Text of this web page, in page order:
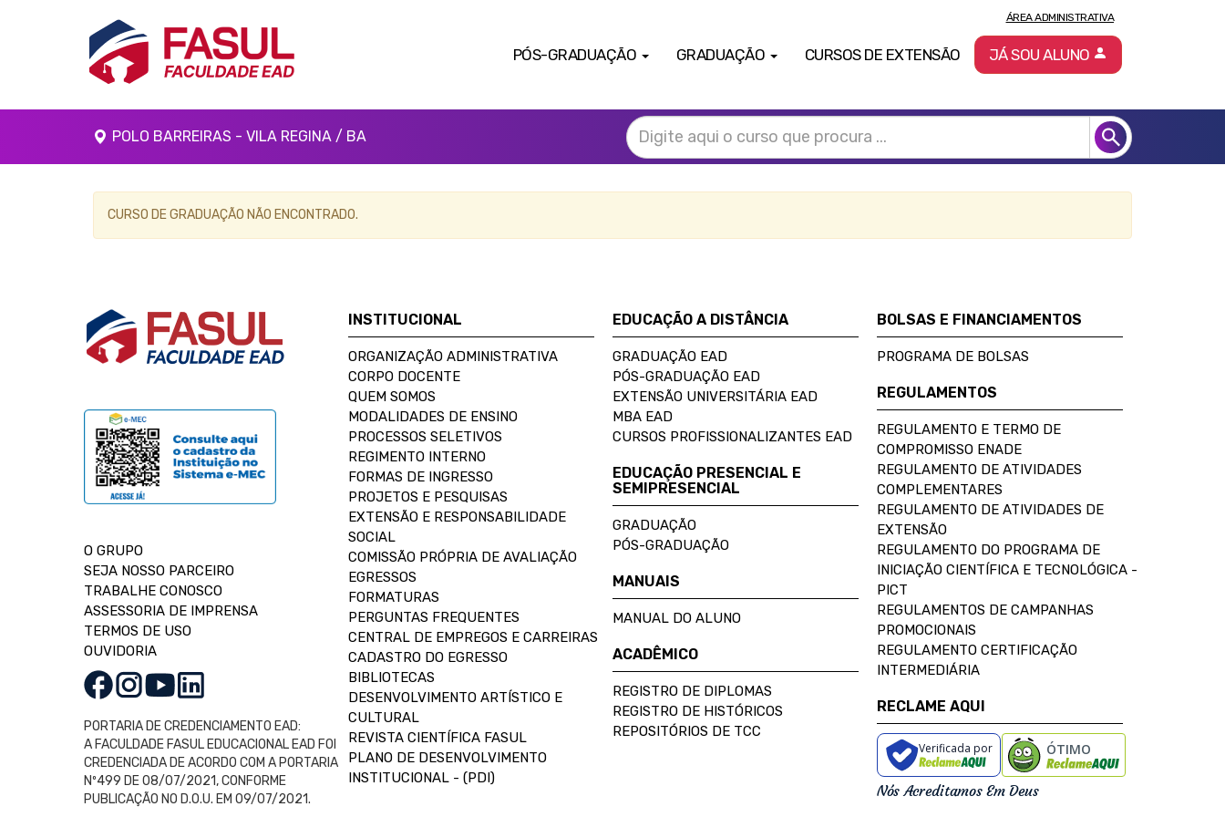
PÓS-GRADUAÇÃO GRADUAÇÃO CURSOS DE EXTENSÃO
ÁREA ADMINISTRATIVA
JÁ SOU ALUNO
POLO BARREIRAS - VILA REGINA / BA
CURSO DE GRADUAÇÃO NÃO ENCONTRADO.
O GRUPO
SEJA NOSSO PARCEIRO
TRABALHE CONOSCO
ASSESSORIA DE IMPRENSA
TERMOS DE USO
OUVIDORIA
PORTARIA DE CREDENCIAMENTO EAD:
A FACULDADE FASUL EDUCACIONAL EAD FOI
CREDENCIADA DE ACORDO COM A PORTARIA
Nº499 DE 08/07/2021, CONFORME
PUBLICAÇÃO NO D.O.U. EM 09/07/2021.
INSTITUCIONAL
ORGANIZAÇÃO ADMINISTRATIVA
CORPO DOCENTE
QUEM SOMOS
MODALIDADES DE ENSINO
PROCESSOS SELETIVOS
REGIMENTO INTERNO
FORMAS DE INGRESSO
PROJETOS E PESQUISAS
EXTENSÃO E RESPONSABILIDADE
SOCIAL
COMISSÃO PRÓPRIA DE AVALIAÇÃO
EGRESSOS
FORMATURAS
PERGUNTAS FREQUENTES
CENTRAL DE EMPREGOS E CARREIRAS
CADASTRO DO EGRESSO
BIBLIOTECAS
DESENVOLVIMENTO ARTÍSTICO E
CULTURAL
REVISTA CIENTÍFICA FASUL
PLANO DE DESENVOLVIMENTO
INSTITUCIONAL - (PDI)
EDUCAÇÃO A DISTÂNCIA
GRADUAÇÃO EAD
PÓS-GRADUAÇÃO EAD
EXTENSÃO UNIVERSITÁRIA EAD
MBA EAD
CURSOS PROFISSIONALIZANTES EAD
EDUCAÇÃO PRESENCIAL E
SEMIPRESENCIAL
GRADUAÇÃO
PÓS-GRADUAÇÃO
MANUAIS
MANUAL DO ALUNO
ACADÊMICO
REGISTRO DE DIPLOMAS
REGISTRO DE HISTÓRICOS
REPOSITÓRIOS DE TCC
BOLSAS E FINANCIAMENTOS
PROGRAMA DE BOLSAS
REGULAMENTOS
REGULAMENTO E TERMO DE
COMPROMISSO ENADE
REGULAMENTO DE ATIVIDADES
COMPLEMENTARES
REGULAMENTO DE ATIVIDADES DE
EXTENSÃO
REGULAMENTO DO PROGRAMA DE
INICIAÇÃO CIENTÍFICA E TECNOLÓGICA -
PICT
REGULAMENTOS DE CAMPANHAS
PROMOCIONAIS
REGULAMENTO CERTIFICAÇÃO
INTERMEDIÁRIA
RECLAME AQUI
Verificada por ÓTIMO
Nós Acreditamos Em Deus